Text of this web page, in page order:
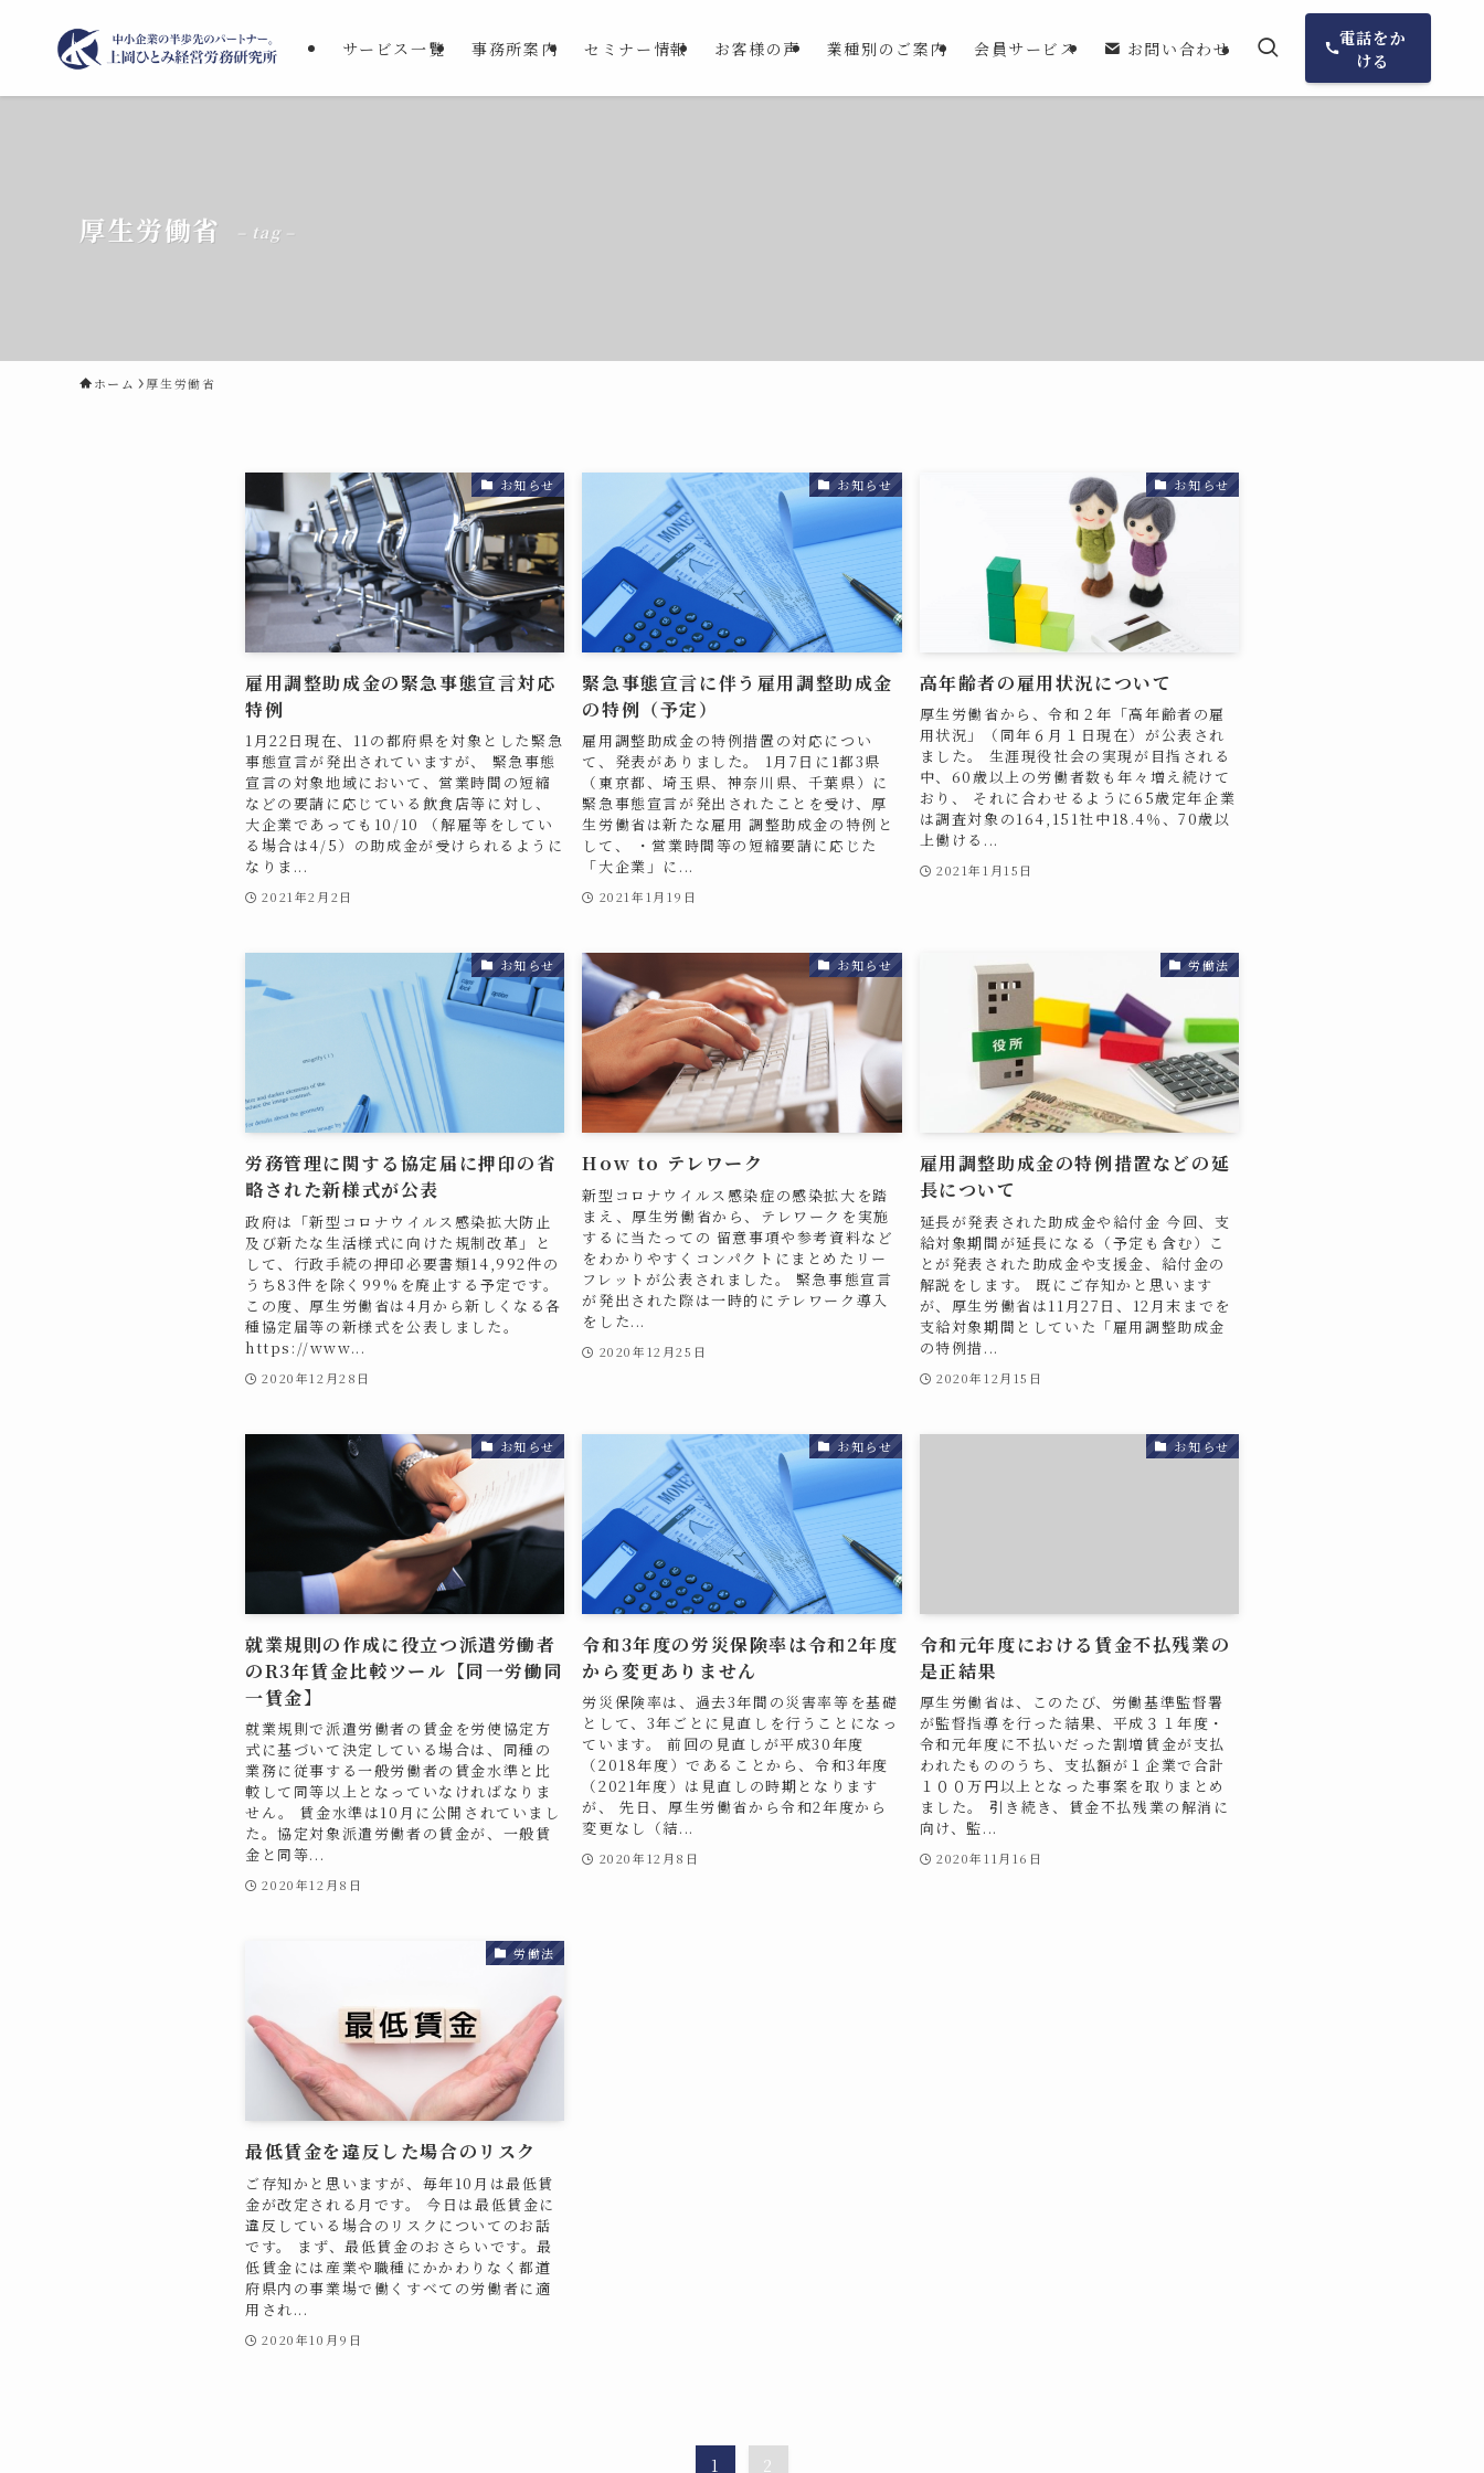
サービス一覧 事務所案内 セミナー情報 お客様の声 業種別のご案内 会員サービス お問い合わせ
電話をか
ける
厚生労働省 – tag –
ホーム 厚生労働省
お知らせ
雇用調整助成金の緊急事態宣言対応
特例
1月22日現在、11の都府県を対象とした緊急
事態宣言が発出されていますが、 緊急事態
宣言の対象地域において、営業時間の短縮
などの要請に応じている飲食店等に対し、
大企業であっても10/10 （解雇等をしてい
る場合は4/5）の助成金が受けられるように
なりま...
2021年2月2日
お知らせ
緊急事態宣言に伴う雇用調整助成金
の特例（予定）
雇用調整助成金の特例措置の対応につい
て、発表がありました。 1月7日に1都3県
（東京都、埼玉県、神奈川県、千葉県）に
緊急事態宣言が発出されたことを受け、厚
生労働省は新たな雇用 調整助成金の特例と
して、 ・営業時間等の短縮要請に応じた
「大企業」に...
2021年1月19日
お知らせ
高年齢者の雇用状況について
厚生労働省から、令和２年「高年齢者の雇
用状況」（同年６月１日現在）が公表され
ました。 生涯現役社会の実現が目指される
中、60歳以上の労働者数も年々増え続けて
おり、 それに合わせるように65歳定年企業
は調査対象の164,151社中18.4％、70歳以
上働ける...
2021年1月15日
お知らせ
労務管理に関する協定届に押印の省
略された新様式が公表
政府は「新型コロナウイルス感染拡大防止
及び新たな生活様式に向けた規制改革」と
して、行政手続の押印必要書類14,992件の
うち83件を除く99%を廃止する予定です。
この度、厚生労働省は4月から新しくなる各
種協定届等の新様式を公表しました。
https://www...
2020年12月28日
お知らせ
How to テレワーク
新型コロナウイルス感染症の感染拡大を踏
まえ、厚生労働省から、テレワークを実施
するに当たっての 留意事項や参考資料など
をわかりやすくコンパクトにまとめたリー
フレットが公表されました。 緊急事態宣言
が発出された際は一時的にテレワーク導入
をした...
2020年12月25日
労働法
雇用調整助成金の特例措置などの延
長について
延長が発表された助成金や給付金 今回、支
給対象期間が延長になる（予定も含む）こ
とが発表された助成金や支援金、給付金の
解説をします。 既にご存知かと思います
が、厚生労働省は11月27日、12月末までを
支給対象期間としていた「雇用調整助成金
の特例措...
2020年12月15日
お知らせ
就業規則の作成に役立つ派遣労働者
のR3年賃金比較ツール【同一労働同
一賃金】
就業規則で派遣労働者の賃金を労使協定方
式に基づいて決定している場合は、同種の
業務に従事する一般労働者の賃金水準と比
較して同等以上となっていなければなりま
せん。 賃金水準は10月に公開されていまし
た。協定対象派遣労働者の賃金が、一般賃
金と同等...
2020年12月8日
お知らせ
令和3年度の労災保険率は令和2年度
から変更ありません
労災保険率は、過去3年間の災害率等を基礎
として、3年ごとに見直しを行うことになっ
ています。 前回の見直しが平成30年度
（2018年度）であることから、令和3年度
（2021年度）は見直しの時期となります
が、 先日、厚生労働省から令和2年度から
変更なし（結...
2020年12月8日
お知らせ
令和元年度における賃金不払残業の
是正結果
厚生労働省は、このたび、労働基準監督署
が監督指導を行った結果、平成３１年度・
令和元年度に不払いだった割増賃金が支払
われたもののうち、支払額が１企業で合計
１００万円以上となった事案を取りまとめ
ました。 引き続き、賃金不払残業の解消に
向け、監...
2020年11月16日
労働法
最低賃金を違反した場合のリスク
ご存知かと思いますが、毎年10月は最低賃
金が改定される月です。 今日は最低賃金に
違反している場合のリスクについてのお話
です。 まず、最低賃金のおさらいです。最
低賃金には産業や職種にかかわりなく都道
府県内の事業場で働くすべての労働者に適
用され...
2020年10月9日
1 2